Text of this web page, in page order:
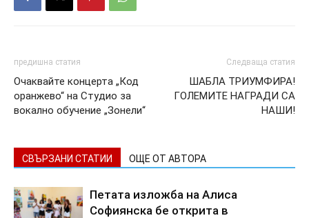
предишна статия
Очаквайте концерта „Код
оранжево“ на Студио за
вокално обучение „Зонели“
Следваща статия
ШАБЛА ТРИУМФИРА!
ГОЛЕМИТЕ НАГРАДИ СА
НАШИ!
СВЪРЗАНИ СТАТИИ ОЩЕ ОТ АВТОРА
Петата изложба на Алиса
Софиянска бе открита в